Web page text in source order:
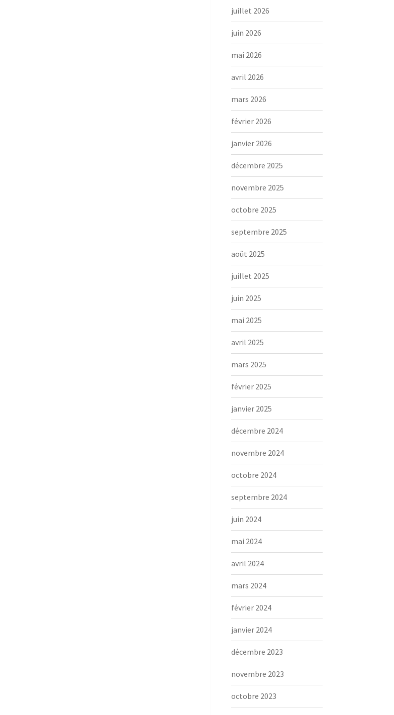
juillet 2026
juin 2026
mai 2026
avril 2026
mars 2026
février 2026
janvier 2026
décembre 2025
novembre 2025
octobre 2025
septembre 2025
août 2025
juillet 2025
juin 2025
mai 2025
avril 2025
mars 2025
février 2025
janvier 2025
décembre 2024
novembre 2024
octobre 2024
septembre 2024
juin 2024
mai 2024
avril 2024
mars 2024
février 2024
janvier 2024
décembre 2023
novembre 2023
octobre 2023